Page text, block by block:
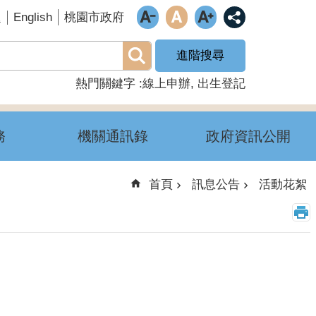
English 桃園市政府
進階搜尋
熱門關鍵字 線上申辦 出生登記
機關通訊錄 政府資訊公開
首頁 訊息公告 活動花絮